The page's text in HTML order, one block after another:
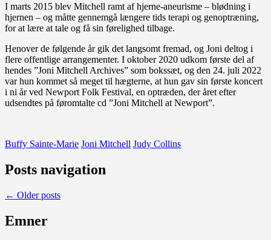
I marts 2015 blev Mitchell ramt af hjerne-aneurisme – blødning i
hjernen – og måtte gennemgå længere tids terapi og genoptræning,
for at lære at tale og få sin førelighed tilbage.
Henover de følgende år gik det langsomt fremad, og Joni deltog i
flere offentlige arrangementer. I oktober 2020 udkom første del af
hendes ”Joni Mitchell Archives” som bokssæt, og den 24. juli 2022
var hun kommet så meget til hægterne, at hun gav sin første koncert
i ni år ved Newport Folk Festival, en optræden, der året efter
udsendtes på føromtalte cd ”Joni Mitchell at Newport”.
Buffy Sainte-Marie Joni Mitchell Judy Collins
Posts navigation
← Older posts
Emner